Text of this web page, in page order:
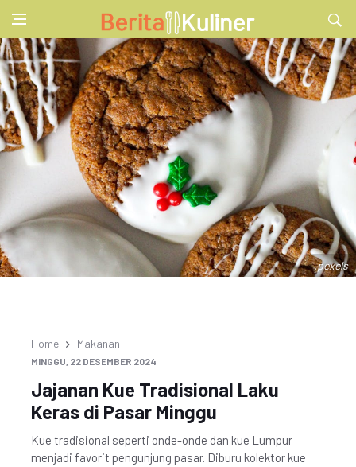
.pexels
Home Makanan
MINGGU, 22 DESEMBER 2024
Jajanan Kue Tradisional Laku
Keras di Pasar Minggu
Kue tradisional seperti onde-onde dan kue Lumpur
menjadi favorit pengunjung pasar. Diburu kolektor kue